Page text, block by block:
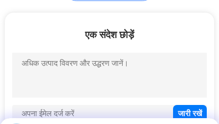
हाइड्रोलिक दिशात्मक
21
एक संदेश छोड़ें